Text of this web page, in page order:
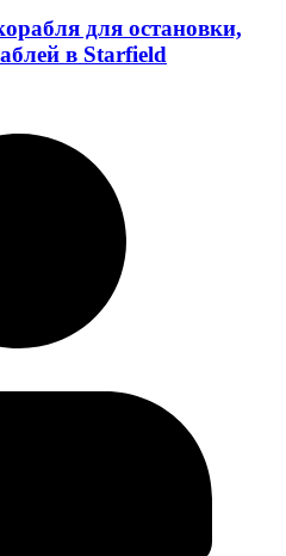
для остановки,
в Starfield